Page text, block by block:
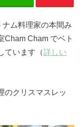
ム料理家の本間み
Cham Cham でベト
ています（詳しい
のクリスマスレッ